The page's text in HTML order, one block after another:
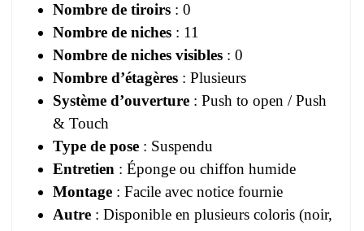
Nombre de tiroirs : 0
Nombre de niches : 11
Nombre de niches visibles : 0
Nombre d’étagères : Plusieurs
Système d’ouverture : Push to open / Push
& Touch
Type de pose : Suspendu
Entretien : Éponge ou chiffon humide
Montage : Facile avec notice fournie
Autre : Disponible en plusieurs coloris (noir,